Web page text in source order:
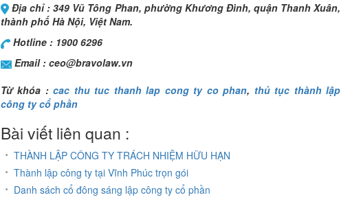
Địa chỉ : 349 Vũ Tông Phan, phường Khương Đình, quận Thanh Xuân,
thành phố Hà Nội, Việt Nam.
Hotline : 1900 6296
Email : ceo@bravolaw.vn
Từ khóa :cac thu tuc thanh lap cong ty co phan, thủ tục thành lập
công ty cổ phần
Bài viết liên quan :
THÀNH LẬP CÔNG TY TRÁCH NHIỆM HỮU HẠN
Thành lập công ty tại Vĩnh Phúc trọn gói
Danh sách cổ đông sáng lập công ty cổ phần